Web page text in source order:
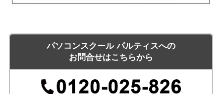
パソコンスクール パルティスへの
お問合せはこちらから